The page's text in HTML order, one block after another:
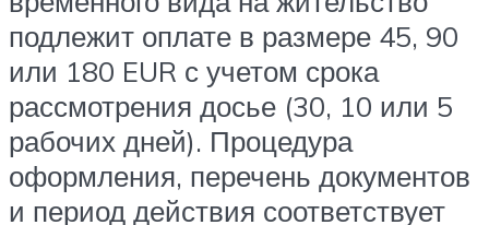
подлежит оплате в размере 45, 90
или 180 EUR с учетом срока
рассмотрения досье (30, 10 или 5
рабочих дней). Процедура
оформления, перечень документов
и период действия соответствует